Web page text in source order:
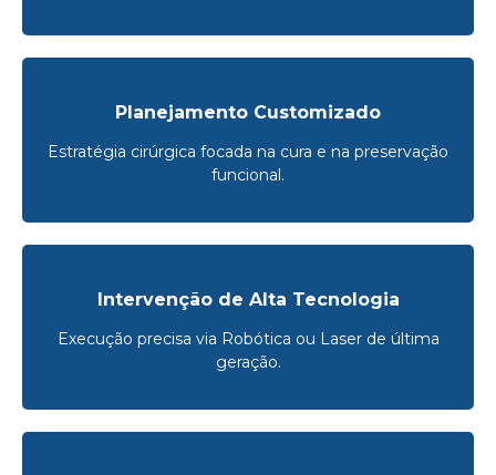
Planejamento Customizado
Estratégia cirúrgica focada na cura e na preservação
funcional.
Intervenção de Alta Tecnologia
Execução precisa via Robótica ou Laser de última
geração.